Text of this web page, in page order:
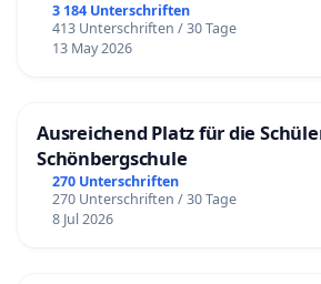
3 184 Unterschriften
413 Unterschriften / 30 Tage
13 May 2026
Ausreichend Platz für die
Schönbergschule
270 Unterschriften
270 Unterschriften / 30 Tage
8 Jul 2026